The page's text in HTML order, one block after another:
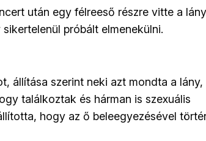
után egy félreeső részre vitte a
próbált elmenekülni.
állítása szerint neki azt mondta a
találkoztak és hárman is szexuális
hogy az ő beleegyezésével